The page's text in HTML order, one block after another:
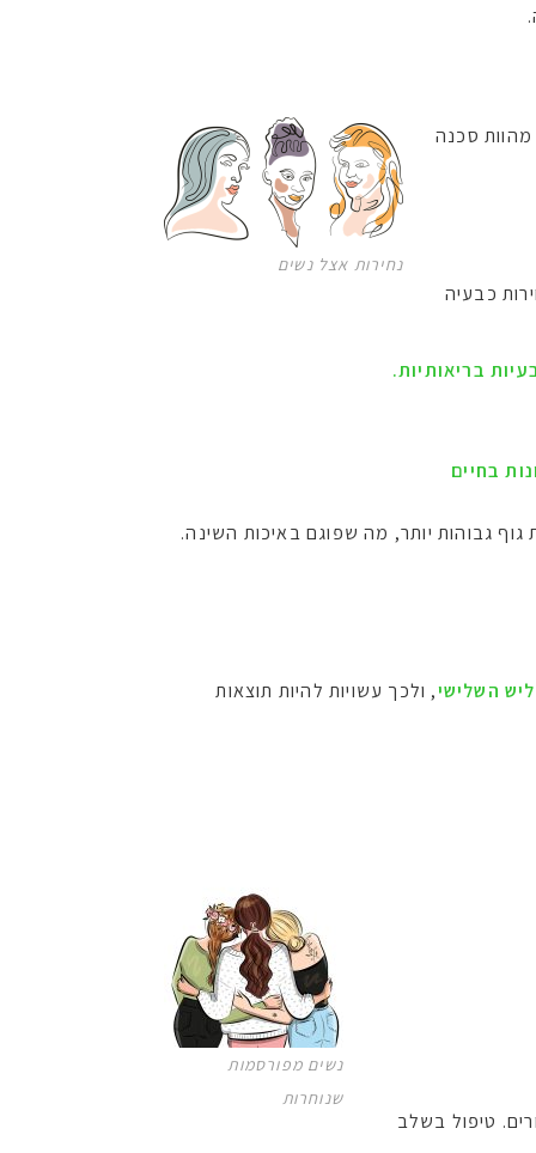
נחירות אצל נשים
מהוות סכנה
כבעיה
בריאותיות.
בחיים
גבוהות יותר, מה שפוגם באיכות השינה.
, ולכך עשויות להיות תוצאות
נשים מפורסמות
שנוחרות
טיפול בשלב